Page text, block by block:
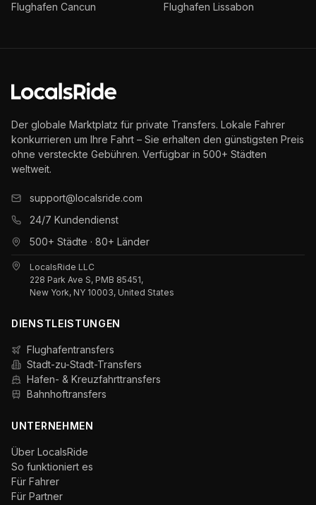
Flughafen Cancun Flughafen Lissabon
Der globale Marktplatz für private Transfers. Lokale Fahrer
konkurrieren um Ihre Fahrt – Sie erhalten den günstigsten Preis
ohne versteckte Gebühren. Verfügbar in 500+ Städten
weltweit.
support@localsride.com
24/7 Kundendienst
500+ Städte · 80+ Länder
LocalsRide LLC
228 Park Ave S, PMB 85451,
New York, NY 10003, United States
DIENSTLEISTUNGEN
Flughafentransfers
Stadt-zu-Stadt-Transfers
Hafen- & Kreuzfahrttransfers
Bahnhoftransfers
UNTERNEHMEN
Über LocalsRide
So funktioniert es
Für Fahrer
Für Partner